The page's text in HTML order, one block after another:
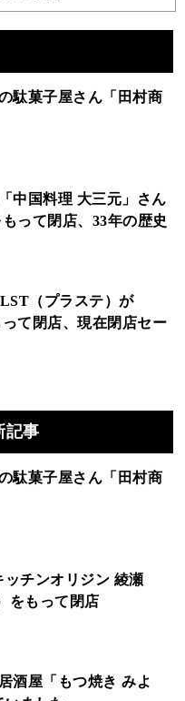
駄菓子屋さん「田村商
中国料理 大三元」さん
って閉店、33年の歴史
（プラステ）が
て閉店、現在閉店セー
記事
駄菓子屋さん「田村商
ッチンオリジン 綾瀬
をもって閉店
酒屋「もつ焼き みよ